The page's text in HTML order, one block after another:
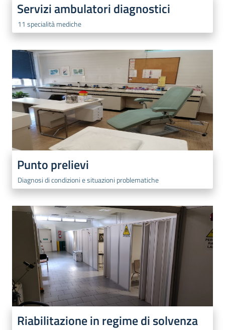
Servizi ambulatori diagnostici
11 specialità mediche
Punto prelievi
Diagnosi di condizioni e situazioni problematiche
Riabilitazione in regime di solvenza